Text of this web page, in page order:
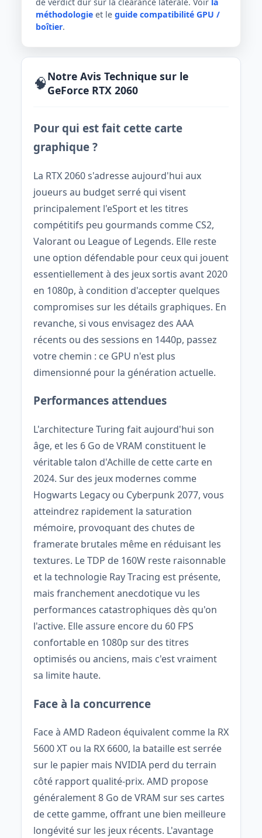
méthodologie et le guide compatibilité GPU /
boîtier.
🧠Notre Avis Technique sur le
GeForce RTX 2060
Pour qui est fait cette carte
graphique ?
La RTX 2060 s'adresse aujourd'hui aux
joueurs au budget serré qui visent
principalement l'eSport et les titres
compétitifs peu gourmands comme CS2,
Valorant ou League of Legends. Elle reste
une option défendable pour ceux qui jouent
essentiellement à des jeux sortis avant 2020
en 1080p, à condition d'accepter quelques
compromises sur les détails graphiques. En
revanche, si vous envisagez des AAA
récents ou des sessions en 1440p, passez
votre chemin : ce GPU n'est plus
dimensionné pour la génération actuelle.
Performances attendues
L'architecture Turing fait aujourd'hui son
âge, et les 6 Go de VRAM constituent le
véritable talon d'Achille de cette carte en
2024. Sur des jeux modernes comme
Hogwarts Legacy ou Cyberpunk 2077, vous
atteindrez rapidement la saturation
mémoire, provoquant des chutes de
framerate brutales même en réduisant les
textures. Le TDP de 160W reste raisonnable
et la technologie Ray Tracing est présente,
mais franchement anecdotique vu les
performances catastrophiques dès qu'on
l'active. Elle assure encore du 60 FPS
confortable en 1080p sur des titres
optimisés ou anciens, mais c'est vraiment
sa limite haute.
Face à la concurrence
Face à AMD Radeon équivalent comme la RX
5600 XT ou la RX 6600, la bataille est serrée
sur le papier mais NVIDIA perd du terrain
côté rapport qualité-prix. AMD propose
généralement 8 Go de VRAM sur ses cartes
de cette gamme, offrant une bien meilleure
longévité sur les jeux récents. L'avantage